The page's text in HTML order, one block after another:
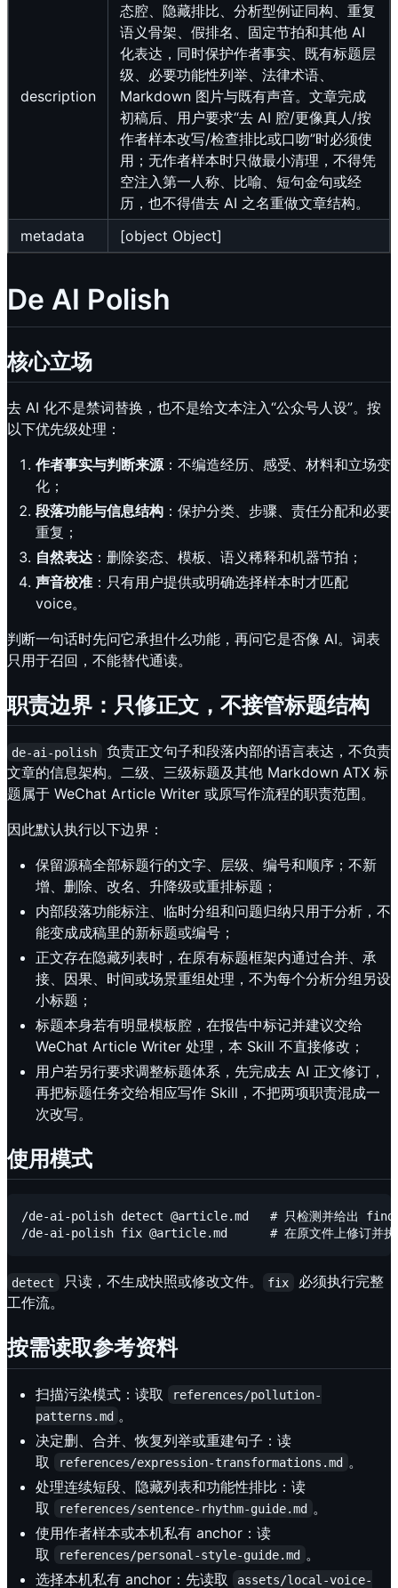
description
态腔、隐藏排比、分析型例证同构、重复
语义骨架、假排名、固定节拍和其他 AI
化表达，同时保护作者事实、既有标题层
级、必要功能性列举、法律术语、
Markdown 图片与既有声音。文章完成
初稿后、用户要求“去 AI 腔/更像真人/按
作者样本改写/检查排比或口吻”时必须使
用；无作者样本时只做最小清理，不得凭
空注入第一人称、比喻、短句金句或经
历，也不得借去 AI 之名重做文章结构。
metadata
[object Object]
De AI Polish
核心立场
去 AI 化不是禁词替换，也不是给文本注入“公众号人设”。按
以下优先级处理：
作者事实与判断来源：不编造经历、感受、材料和立场变
化；
段落功能与信息结构 ：保护分类、步骤、责任分配和必要
重复；
自然表达 ：删除姿态、模板、语义稀释和机器节拍；
声音校准 ：只有用户提供或明确选择样本时才匹配
voice。
判断一句话时先问它承担什么功能，再问它是否像 AI。词表
只用于召回，不能替代通读。
职责边界：只修正文，不接管标题结构
de-ai-polish
负责正文句子和段落内部的语言表达，不负责
文章的信息架构。二级、三级标题及其他 Markdown ATX 标
题属于 WeChat Article Writer 或原写作流程的职责范围。
因此默认执行以下边界：
保留源稿全部标题行的文字、层级、编号和顺序；不新
增、删除、改名、升降级或重排标题；
内部段落功能标注、临时分组和问题归纳只用于分析，不
能变成成稿里的新标题或编号；
正文存在隐藏列表时，在原有标题框架内通过合并、承
接、因果、时间或场景重组处理，不为每个分析分组另设
小标题；
标题本身若有明显模板腔，在报告中标记并建议交给
WeChat Article Writer 处理，本 Skill 不直接修改；
用户若另行要求调整标题体系，先完成去 AI 正文修订，
再把标题任务交给相应写作 Skill，不把两项职责混成一
次改写。
使用模式
/de-ai-polish detect @article.md   # 只检测并给出
detect 只读，不生成快照或修改文件。 fix
必须执行完整
工作流。
按需读取参考资料
扫描污染模式：读取
references/pollution-
patterns.md 。
决定删、合并、恢复列举或重建句子：读
取
references/expression-transformations.md
。
处理连续短段、隐藏列表和功能性排比：读
取
references/sentence-rhythm-guide.md
。
使用作者样本或本机私有 anchor：读
取
references/personal-style-guide.md
。
选择本机私有 anchor：先读取
assets/local-voice-